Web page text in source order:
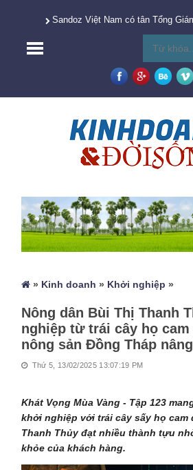
Sandoz Việt Nam có tân Tổng
» Kinh doanh » Khởi nghiệp »
Nông dân Bùi Thị Thanh
nghiệp từ trái cây họ
nông sản Đồng Tháp
Thứ 5, 13/02/2025 13:07:19 PM
Khát Vọng Mùa Vàng - Tập 123
khởi nghiệp với trái cây sấy họ cam
Thanh Thủy đạt nhiều thành tựu
khỏe của khách hàng.